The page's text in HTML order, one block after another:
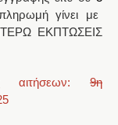
γίνει με
ΕΚΠΤΩΣΕΙΣ
αιτήσεων: 9η